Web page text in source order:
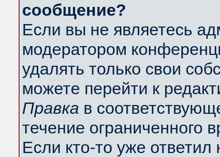
сообщение?
Если вы не являетесь
модератором
удалять только свои
можете перейти к
Правка в
течение ограниченного
Если кто-то уже